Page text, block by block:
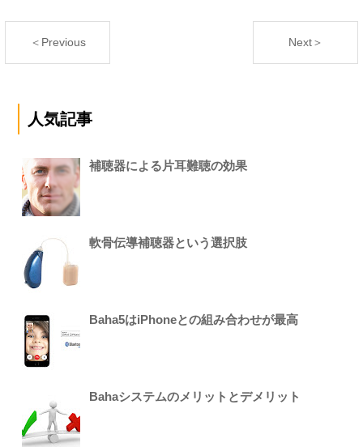
＜Previous Next＞
人気記事
補聴器による片耳難聴の効果
軟骨伝導補聴器という選択肢
Baha5はiPhoneとの組み合わせが最高
Bahaシステムのメリットとデメリット